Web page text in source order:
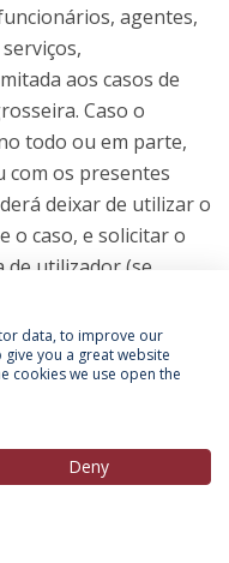
agentes,
aos casos de
Caso o
todo ou em parte,
com os presentes
deixar de utilizar o
o caso, e solicitar o
de utilizador (se
não prejudicam
legislação e
sempre
com
da Saúde
data, to improve our
you a great website
cookies we use open the
Deny